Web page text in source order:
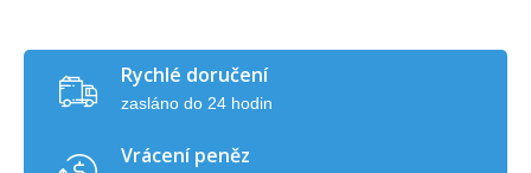
Rychlé doručení
zasláno do 24 hodin
Vrácení peněz